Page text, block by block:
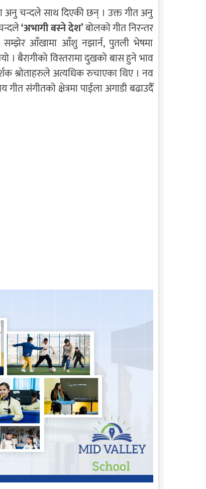
अनु चन्दले साथ दिएकी छन् । उक्त गीत अनु
‘अभागी बस्ने देश’बोलको गीतनिरन्तर
आँखामा आँशु नझार्न, पुतली भेषमा
। बैरागीको विस्तरामा दुखको बास हुने भाव
श्रोताहरुले अत्यधिक रुचाएका थिए । नव
संगीतको क्षेत्रमा पाईला अगाडी बढाउदैँ